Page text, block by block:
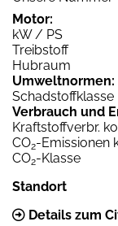
Motor:
kW / PS
Treibstoff
Hubraum
Umweltnormen:
Schadstoffklasse
Verbrauch und
Kraftstoffverbr.
CO2-Emissionen
CO2-Klasse
Standort
Details zum